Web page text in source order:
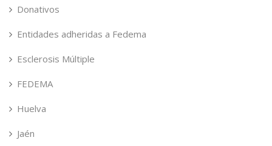
Donativos
Entidades adheridas a Fedema
Esclerosis Múltiple
FEDEMA
Huelva
Jaén